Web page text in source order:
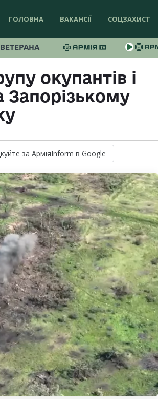
ГОЛОВНА ВАКАНСІЇ СОЦЗАХИСТ
окупантів і
Запорізькому
за АрміяInform в Google